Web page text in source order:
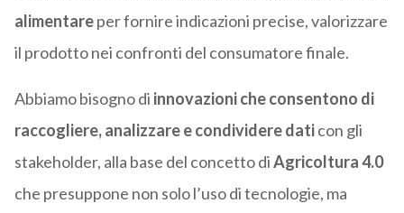
alimentareper fornire indicazioni precise, valorizzare
il prodotto nei confronti del consumatore finale.
Abbiamo bisogno di innovazioni che consentono di
raccogliere, analizzare e condividere daticon gli
stakeholder, alla base del concetto diAgricoltura 4.0
che presuppone non solo l’uso di tecnologie, ma